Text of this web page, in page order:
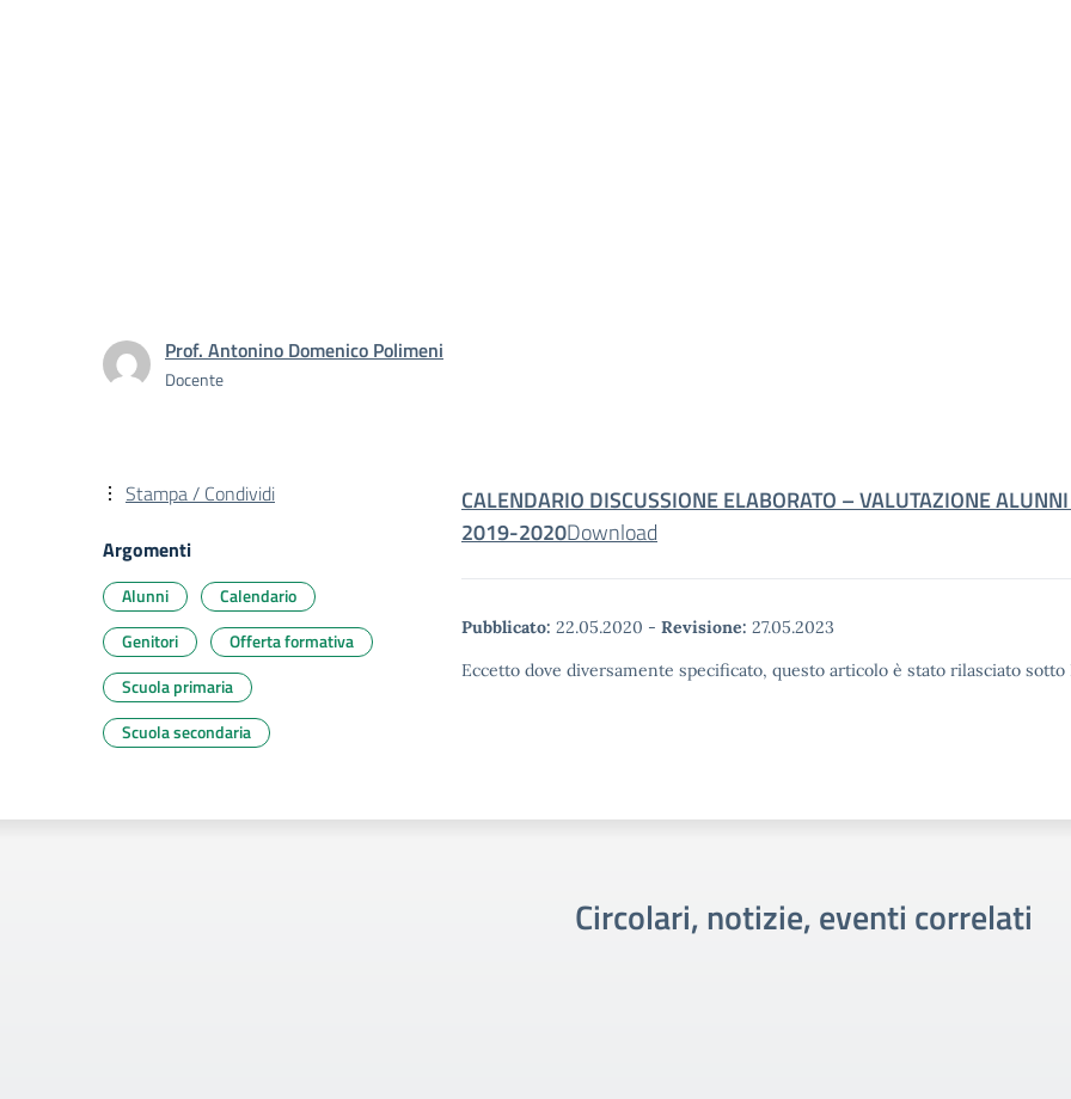
Prof. Antonino Domenico Polimeni
Docente
CALENDARIO DISCUSSIONE ELABORATO – VALUTAZIONE
2019-2020Download
Pubblicato: 22.05.2020 - Revisione: 27.05.2023
Eccetto dove diversamente specificato, questo articolo è stato rilasciato
Stampa / Condividi
Argomenti
Alunni
Calendario
Genitori
Offerta formativa
Scuola primaria
Scuola secondaria
Circolari, notizie, eventi correlati